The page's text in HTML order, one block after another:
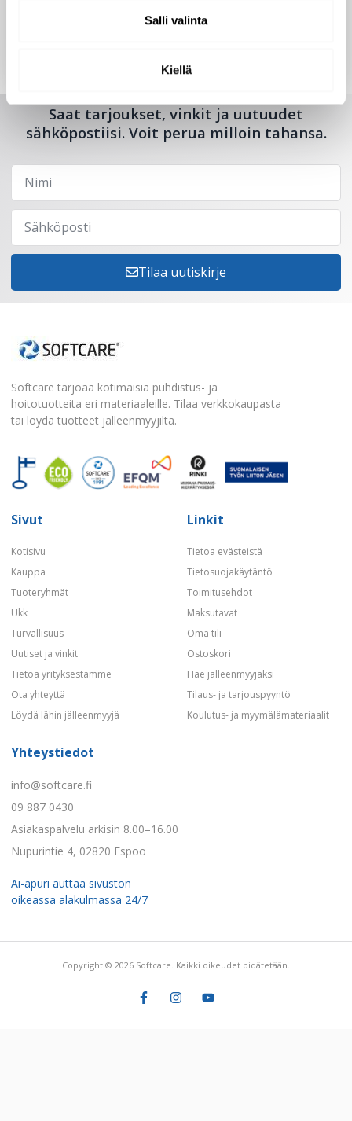
Salli valinta
Kiellä
Saat tarjoukset, vinkit ja uutuudet
sähköpostiisi. Voit perua milloin tahansa.
Tilaa uutiskirje
Softcare tarjoaa kotimaisia puhdistus- ja
hoitotuotteita eri materiaaleille. Tilaa verkkokaupasta
tai löydä tuotteet jälleenmyyjiltä.
Sivut
Kotisivu
Kauppa
Tuoteryhmät
Ukk
Turvallisuus
Uutiset ja vinkit
Tietoa yrityksestämme
Ota yhteyttä
Löydä lähin jälleenmyyjä
Linkit
Tietoa evästeistä
Tietosuojakäytäntö
Toimitusehdot
Maksutavat
Oma tili
Ostoskori
Hae jälleenmyyjäksi
Tilaus- ja tarjouspyyntö
Koulutus- ja myymälämateriaalit
Yhteystiedot
info@softcare.fi
09 887 0430
Asiakaspalvelu arkisin 8.00–16.00
Nupurintie 4, 02820 Espoo
Ai-apuri auttaa sivuston
oikeassa alakulmassa 24/7
Copyright © 2026 Softcare. Kaikki oikeudet pidätetään.